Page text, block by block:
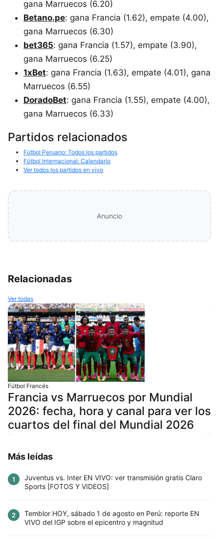
gana Marruecos (6.20)
Betano.pe: gana Francia (1.62), empate (4.00),
gana Marruecos (6.30)
bet365: gana Francia (1.57), empate (3.90),
gana Marruecos (6.25)
1xBet: gana Francia (1.63), empate (4.01), gana
Marruecos (6.55)
DoradoBet: gana Francia (1.55), empate (4.00),
gana Marruecos (6.33)
Partidos relacionados
Fútbol Peruano: Todos los partidos
Fútbol Internacional: Calendario
Ver todos los partidos en vivo
Anuncio
Relacionadas
Ver todas
Fútbol Francés
Francia vs Marruecos por Mundial
2026: fecha, hora y canal para ver los
cuartos del final del Mundial 2026
Más leídas
1
Juventus vs. Inter EN VIVO: ver transmisión gratis Claro
Sports [FOTOS Y VIDEOS]
2
Temblor HOY, sábado 1 de agosto en Perú: reporte EN
VIVO del IGP sobre el epicentro y magnitud